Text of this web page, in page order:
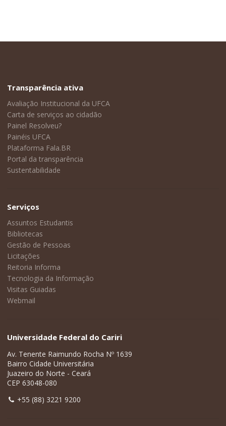
Transparência ativa
Avaliação Institucional da UFCA
Carta de serviços ao cidadão
Painel Resolveu?
Painéis UFCA
Plataforma Fala.BR
Portal da transparência
Sustentabilidade
Serviços
Assuntos Estudantis
Bibliotecas
Gestão de Pessoas
Licitações
Reitoria Informa
Tecnologia da Informação
Visitas Guiadas
Webmail
Universidade Federal do Cariri
Av. Tenente Raimundo Rocha Nº 1639
Bairro Cidade Universitária
Juazeiro do Norte - Ceará
CEP 63048-080
+55 (88) 3221 9200